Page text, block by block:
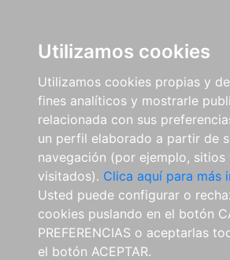
Utilizamos cookies
Utilizamos cookies propias y
fines analíticos y mostrarle
relacionada con sus
un perfil elaborado a partir de
navegación (por ejemplo, sitios
visitados). Clica aquí para más
Usted puede configurar o
cookies puslando en el botón
PREFERENCIAS o aceptarlas
el botón ACEPTAR.